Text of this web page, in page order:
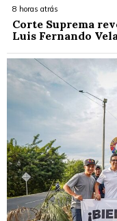
8 horas atrás
Corte Suprema
Luis Fernando